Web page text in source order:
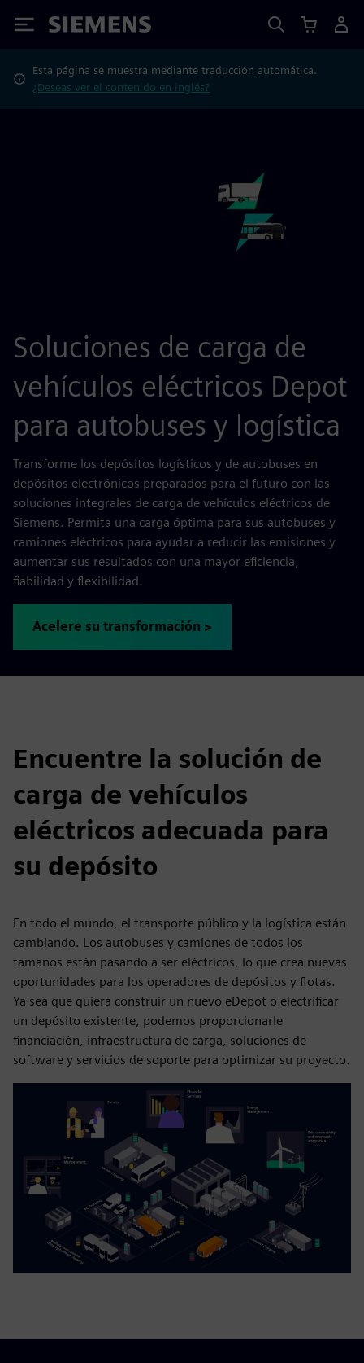
Siemens
Esta página se muestra mediante traducción automática.
¿Deseas ver el contenido en inglés?
Soluciones de carga de
vehículos eléctricos Depot
para autobuses y logística
Transforme los depósitos logísticos y de autobuses en
depósitos electrónicos preparados para el futuro con las
soluciones integrales de carga de vehículos eléctricos de
Siemens. Permita una carga óptima para sus autobuses y
camiones eléctricos para ayudar a reducir las emisiones y
aumentar sus resultados con una mayor eficiencia,
fiabilidad y flexibilidad.
Acelere su transformación >
Encuentre la solución de
carga de vehículos
eléctricos adecuada para
su depósito
En todo el mundo, el transporte público y la logística están
cambiando. Los autobuses y camiones de todos los
tamaños están pasando a ser eléctricos, lo que crea nuevas
oportunidades para los operadores de depósitos y flotas.
Ya sea que quiera construir un nuevo eDepot o electrificar
un depósito existente, podemos proporcionarle
financiación, infraestructura de carga, soluciones de
software y servicios de soporte para optimizar su proyecto.